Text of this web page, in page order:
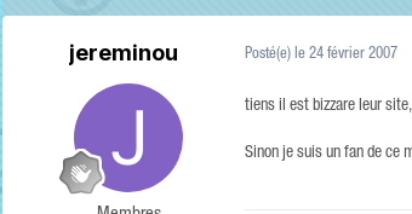
jereminou Posté(e) le 24 février 2007
tiens il est bizzare leur
Sinon je suis un fan de ce